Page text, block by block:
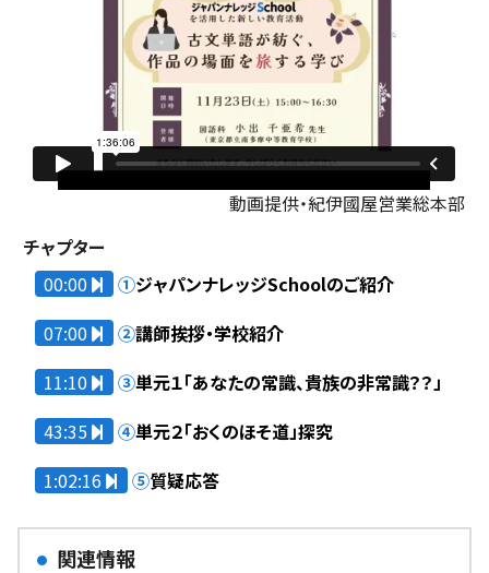
動画提供・紀伊國屋営業総本部
チャプター
00:00
①ジャパンナレッジSchoolのご紹介
07:00
②講師挨拶・学校紹介
11:10
③単元１「あなたの常識、貴族の非常識？？」
43:35
④単元２「おくのほそ道」探究
1:02:16
⑤質疑応答
関連情報